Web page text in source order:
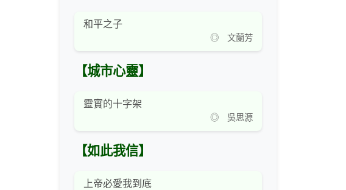
和平之子
◎ 文蘭芳
【城市心靈】
靈實的十字架
◎ 吳思源
【如此我信】
上帝必愛我到底